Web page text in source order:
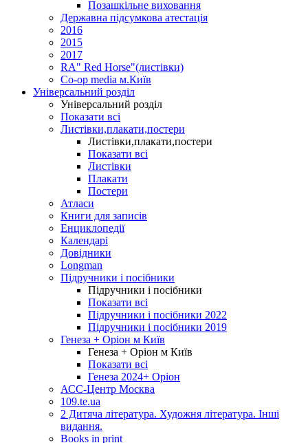
Позашкільне виховання
Державна підсумкова атестація
2016
2015
2017
RA" Red Horse"(листівки)
Co-op media м.Київ
Універсальний розділ
Універсальний розділ
Показати всі
Листівки,плакати,постери
Листівки,плакати,постери
Показати всі
Листівки
Плакати
Постери
Атласи
Книги для записів
Енциклопедії
Календарі
Довідники
Longman
Підручники і посібники
Підручники і посібники
Показати всі
Підручники і посібники 2022
Підручники і посібники 2019
Генеза + Оріон м Київ
Генеза + Оріон м Київ
Показати всі
Генеза 2024+ Оріон
АСС-Центр Москва
109.te.ua
2 Дитяча література. Художня література. Інші
видання.
Books in print